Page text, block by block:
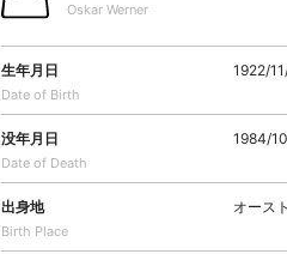
Oskar Werner
生年月日
Date of Birth
1922/
没年月日
Date of Death
1984/
出身地
Birth Place
オース